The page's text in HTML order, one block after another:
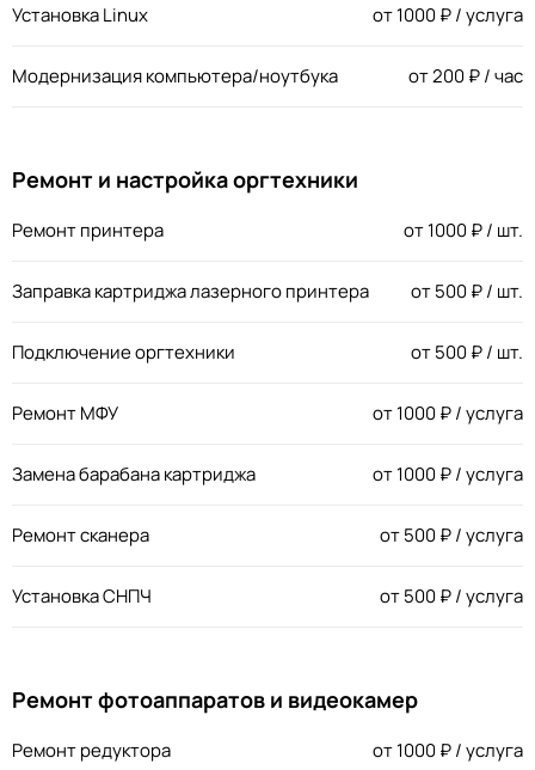
Установка Linux от1000₽ / услуга
Модернизация компьютера/ноутбука от200₽ / час
Ремонт и настройка оргтехники
Ремонт принтера от1000₽ / шт.
Заправка картриджа лазерного принтера от500₽ / шт.
Подключение оргтехники от500₽ / шт.
Ремонт МФУ от1000₽ / услуга
Замена барабана картриджа от1000₽ / услуга
Ремонт сканера от500₽ / услуга
Установка СНПЧ от500₽ / услуга
Ремонт фотоаппаратов и видеокамер
Ремонт редуктора от1000₽ / услуга